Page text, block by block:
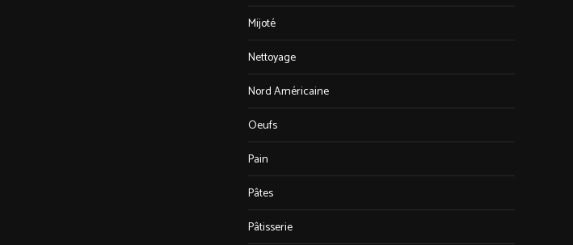
Mijoté
Nettoyage
Nord Américaine
Oeufs
Pain
Pâtes
Pâtisserie